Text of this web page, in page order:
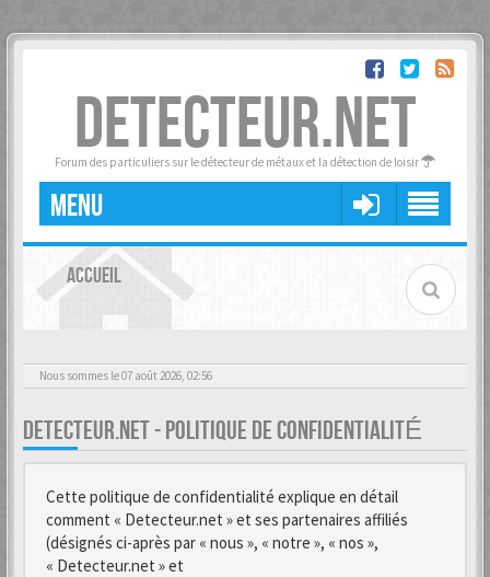
DETECTEUR.NET
Forum des particuliers sur le détecteur de métaux et la détection de loisir
MENU
ACCUEIL
Nous sommes le 07 août 2026, 02:56
DETECTEUR.NET - POLITIQUE DE CONFIDENTIALITÉ
Cette politique de confidentialité explique en détail
comment « Detecteur.net » et ses partenaires affiliés
(désignés ci-après par « nous », « notre », « nos »,
« Detecteur.net » et